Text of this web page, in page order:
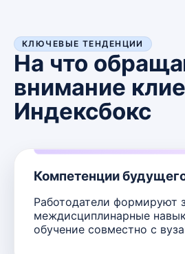
КЛЮЧЕВЫЕ ТЕНДЕНЦИИ
На что
внимание
Индексбокс
Компетенции
Работодатели формируют
междисциплинарные
обучение совместно с